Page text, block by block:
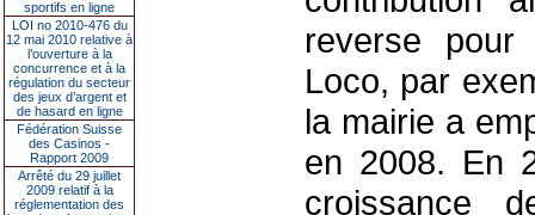
sportifs en ligne
LOI no 2010-476 du
12 mai 2010 relative à
l’ouverture à la
concurrence et à la
régulation du secteur
des jeux d’argent et
de hasard en ligne
Fédération Suisse
des Casinos -
Rapport 2009
Arrêté du 29 juillet
2009 relatif à la
réglementation des
reverse
Loco, par
la mairie a
en 2008. En
croissance